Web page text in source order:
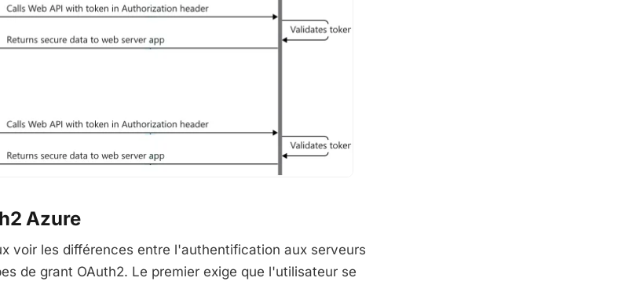
Azure
voir les différences entre l'authentification aux serveurs
de grant OAuth2. Le premier exige que l'utilisateur se